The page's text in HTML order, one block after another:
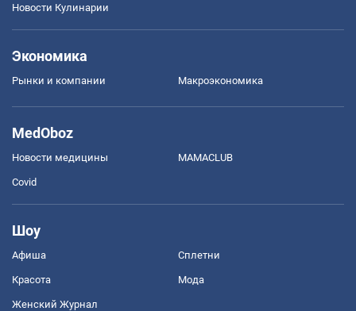
Новости Кулинарии
Экономика
Рынки и компании Mакроэкономика
MedOboz
Новости медицины MAMACLUB
Covid
Шоу
Афиша Сплетни
Красота Мода
Женский Журнал